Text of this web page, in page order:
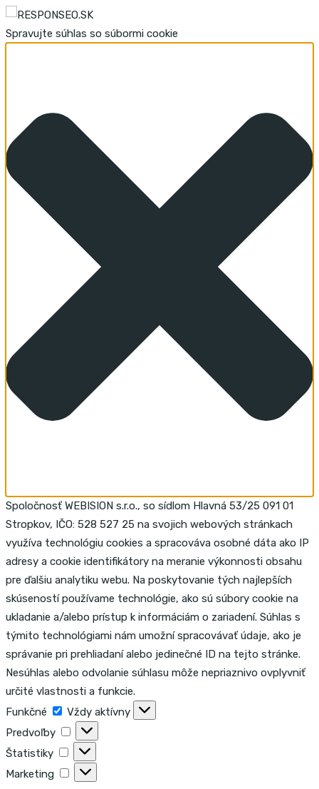
Spravujte súhlas so súbormi cookie
Spoločnosť WEBISION s.r.o., so sídlom Hlavná 53/25 091 01
Stropkov, IČO: 528 527 25 na svojich webových stránkach
využíva technológiu cookies a spracováva osobné dáta ako IP
adresy a cookie identifikátory na meranie výkonnosti obsahu
pre ďalšiu analytiku webu. Na poskytovanie tých najlepších
skúseností používame technológie, ako sú súbory cookie na
ukladanie a/alebo prístup k informáciám o zariadení. Súhlas s
týmito technológiami nám umožní spracovávať údaje, ako je
správanie pri prehliadaní alebo jedinečné ID na tejto stránke.
Nesúhlas alebo odvolanie súhlasu môže nepriaznivo ovplyvniť
určité vlastnosti a funkcie.
Funkčné
Funkčné
Vždy aktívny
Predvoľby
Predvoľby
Štatistiky
Štatistiky
Marketing
Marketing